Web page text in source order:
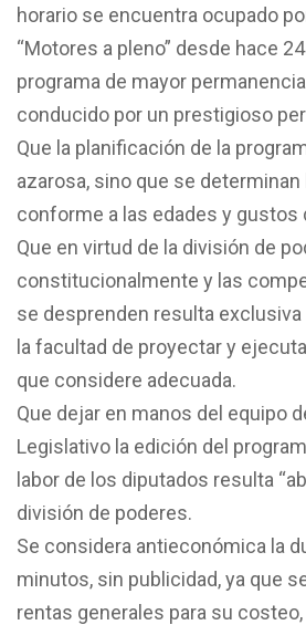
horario se encuentra ocupado
“Motores a pleno” desde hace
programa de mayor
conducido por un prestigioso
Que la planificación de la
azarosa, sino que se
conforme a las edades y gustos
Que en virtud de la división de
constitucionalmente y las
se desprenden resulta
la facultad de proyectar y
que considere adecuada.
Que dejar en manos del equipo
Legislativo la edición del
labor de los diputados resulta
división de poderes.
Se considera antieconómica la
minutos, sin publicidad, ya que
rentas generales para su